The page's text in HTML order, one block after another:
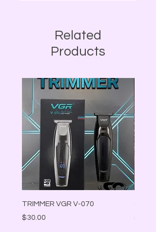
Related
Products
TRIMMER VGR V-070
Precio
$30.00
CAT
Precio
$10.00